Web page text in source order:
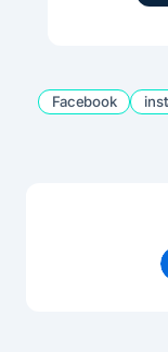
Facebook